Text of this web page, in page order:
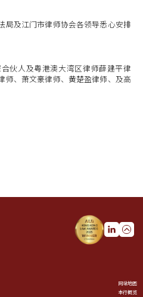
局及江门市律师协会各领导悉心安排
伙人及粤港澳大湾区律师薛建平律
师、萧文豪律师、黄楚盈律师、及高
网站地图
本行概览